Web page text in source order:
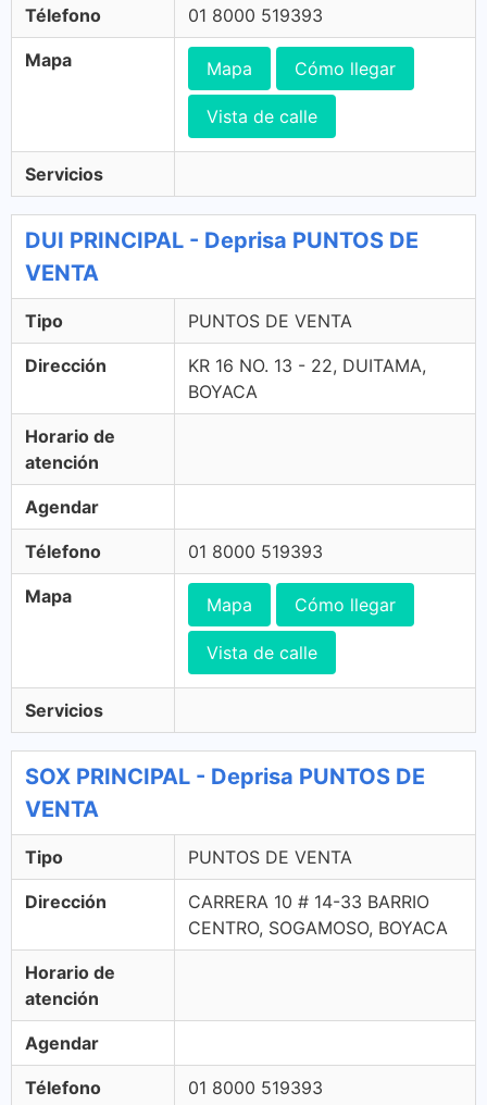
Télefono 01 8000 519393
Mapa Mapa Cómo llegar
Vista de calle
Servicios
DUI PRINCIPAL - Deprisa PUNTOS DE
VENTA
Tipo PUNTOS DE VENTA
Dirección
KR 16 NO. 13 - 22, DUITAMA,
BOYACA
Horario de
atención
Agendar
Télefono 01 8000 519393
Mapa Mapa Cómo llegar
Vista de calle
Servicios
SOX PRINCIPAL - Deprisa PUNTOS DE
VENTA
Tipo PUNTOS DE VENTA
Dirección
CARRERA 10 # 14-33 BARRIO
CENTRO, SOGAMOSO, BOYACA
Horario de
atención
Agendar
Télefono 01 8000 519393